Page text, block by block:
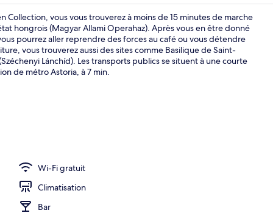
Extérieur
vous vous trouverez à moins de 15 minutes de marche
hongrois (Magyar Allami Operahaz). Après vous en être donné
pourrez aller reprendre des forces au café ou vous détendre
vous trouverez aussi des sites comme Basilique de Saint-
Lánchíd). Les transports publics se situent à une courte
de métro Astoria, à 7 min.
Wi-Fi gratuit
Climatisation
Bar